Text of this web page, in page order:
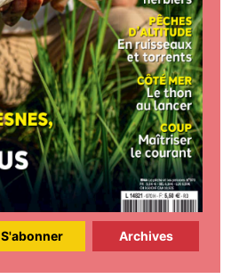
S'abonner Archives